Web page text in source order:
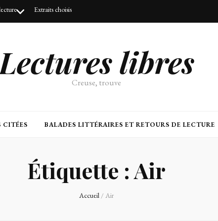
Extraits choisis
libres
Creuse, trouve
BALADES LITTÉRAIRES ET RETOURS DE LECTURE
Étiquette :Air
Accueil / Air